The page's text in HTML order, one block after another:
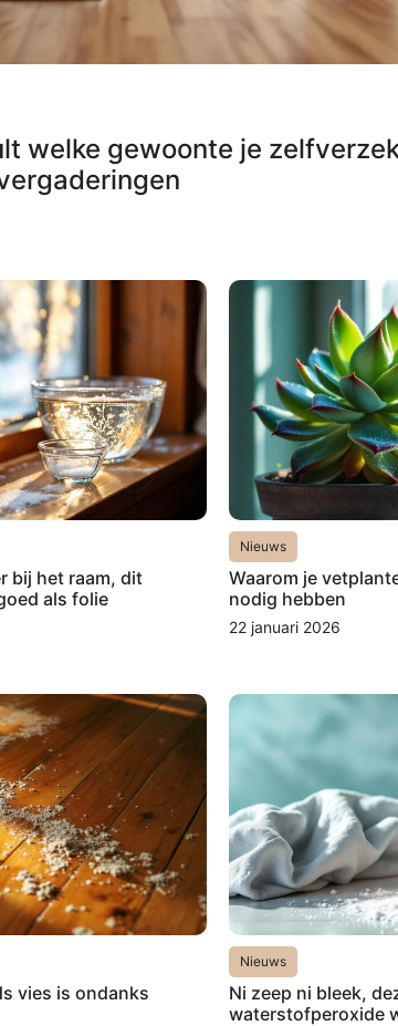
welke gewoonte je
bij het raam, dit
als folie
Nieuws
Waarom je
nodig hebben
22 januari 2026
vies is ondanks
Nieuws
Ni zeep ni bleek,
waterstofperoxide